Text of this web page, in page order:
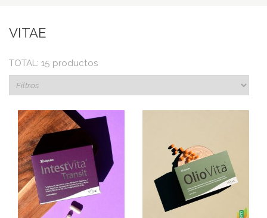
VITAE
TOTAL: 15 productos